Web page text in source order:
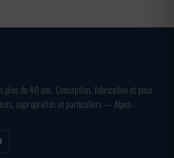
plus de 40 ans. Conception, fabrication et pose
copropriétés et particuliers — Alpes-